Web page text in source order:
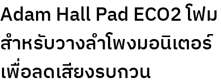
Adam Hall Pad ECO2 โฟม
สำหรับวางลำโพงมอนิเตอร์
เพื่อลดเสียงรบกวน